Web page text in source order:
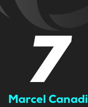
7
Marcel Canadi